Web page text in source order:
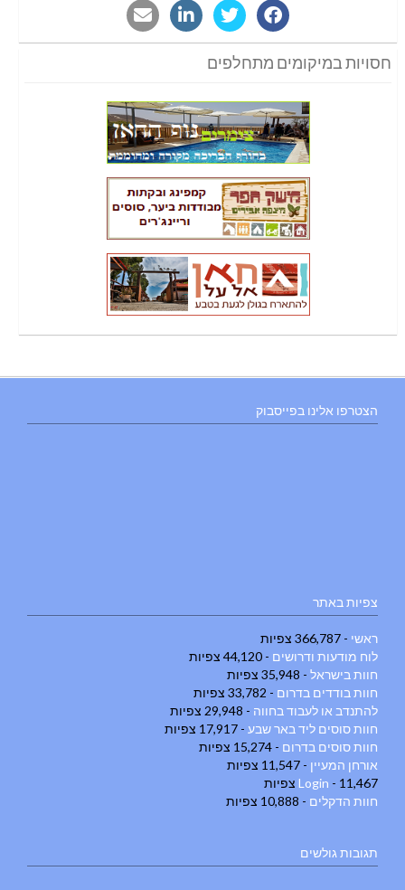
חסויות במיקומים מתחלפים
הצטרפו אלינו בפייסבוק
צפיות באתר
ראשי - 366,787 צפיות
לוח מודעות ודרושים - 44,120 צפיות
חוות בישראל - 35,948 צפיות
חוות בודדים בדרום - 33,782 צפיות
להתנדב או לעבוד בחווה - 29,948 צפיות
חוות סוסים ליד באר שבע - 17,917 צפיות
חוות סוסים בדרום - 15,274 צפיות
אורחן המעיין - 11,547 צפיות
Login - 11,467 צפיות
חוות הדקלים - 10,888 צפיות
תגובות גולשים